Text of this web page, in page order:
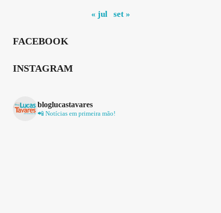
« jul set »
FACEBOOK
INSTAGRAM
bloglucastavares
📲 Notícias em primeira mão!